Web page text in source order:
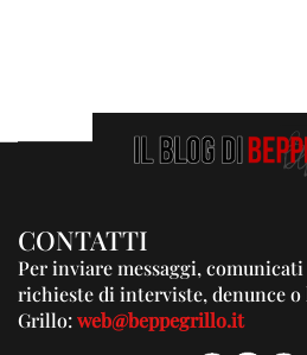
CONTATTI
Per inviare messaggi,
richieste di interviste, denunce o
Grillo:web@beppegrillo.it